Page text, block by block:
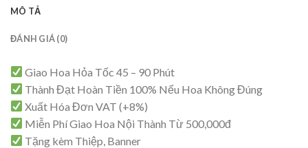
MÔ TẢ
ĐÁNH GIÁ (0)
Giao Hoa Hỏa Tốc 45 – 90 Phút
Thành Đạt Hoàn Tiền 100% Nếu Hoa Không Đúng
Xuất Hóa Đơn VAT (+8%)
Miễn Phí Giao Hoa Nội Thành Từ 500,000đ
Tặng kèm Thiệp, Banner